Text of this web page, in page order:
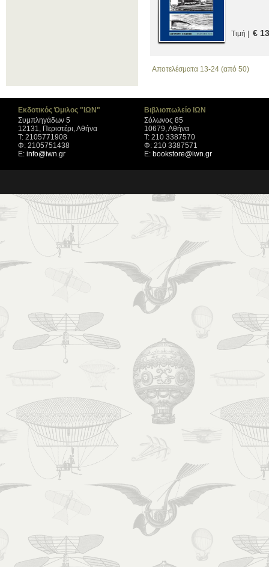
Τιμή | €
Αποτελέσματα 13-24 (από 50)
Εκδοτικός Όμιλος "ΙΩΝ"
Συμπληγάδων 5
12131, Περιστέρι, Αθήνα
Τ: 2105771908
Φ: 2105751438
Ε: info@iwn.gr
Βιβλιοπωλείο ΙΩΝ
Σόλωνος 85
10679, Αθήνα
Τ: 210 3387570
Φ: 210 3387571
Ε: bookstore@iwn.gr